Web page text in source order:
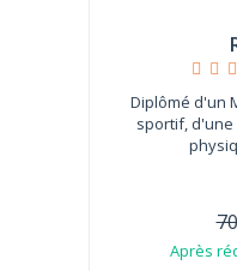
Diplômé d'un
sportif, d'une
Après